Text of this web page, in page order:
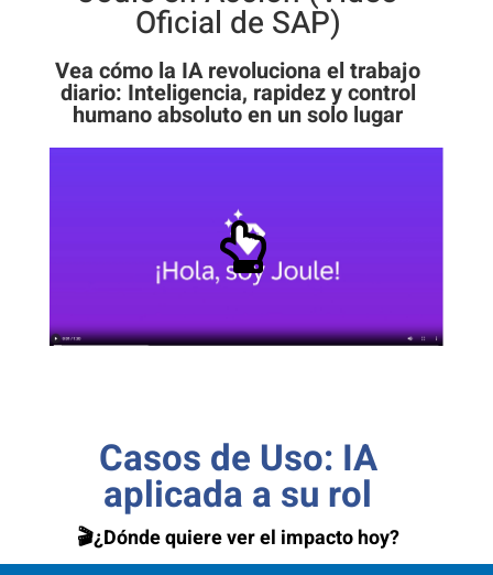
Oficial de SAP)
Vea cómo la IA revoluciona el trabajo
diario: Inteligencia, rapidez y control
humano absoluto en un solo lugar
Casos de Uso: IA
aplicada a su rol
🎬¿Dónde quiere ver el impacto hoy?